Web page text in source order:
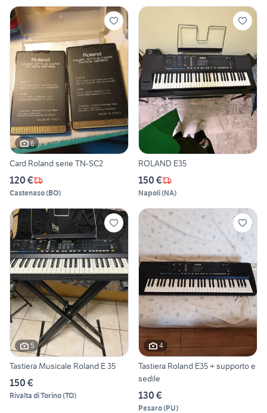
6
Card Roland serie TN-SC2
120 €
Castenaso(BO)
ROLAND E35
150 €
Napoli(NA)
5
Tastiera Musicale Roland E 35
150 €
Rivalta di Torino(TO)
4
Tastiera Roland E35 + supporto e
sedile
130 €
Pesaro(PU)